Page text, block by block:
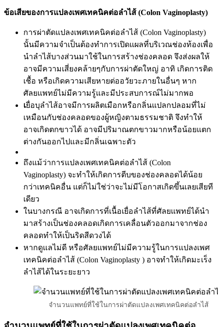
ข้อเสียของการแปลงเพศเทคนิคต่อลำไส้ (Colon Vaginoplasty)
การผ่าตัดแปลงเพศเทคนิคต่อลำไส้ (Colon Vaginoplasty)
นั้นมีความจำเป็นต้องทำการเปิดแผลที่บริเวณช่องท้องเพื่อ
นำลำไส้บางส่วนมาใช้ในการสร้างช่องคลอด จึงส่งผลให้
อาจมีความเสี่ยงคล้ายๆกับการผ่าตัดใหญ่ อาทิ เกิดการติด
เชื้อ หรือเกิดความเสียหายต่ออวัยวะภายในอื่นๆ หาก
ศัลยแพทย์ไม่มีความรู้และมีประสบการณ์ไม่มากพอ
เยื่อบุลำไส้อาจมีการผลิตเมือกหรือกลิ่นแปลกปลอมที่ไม่
เหมือนกับช่องคลอดของผู้หญิงตามธรรมชาติ จึงทำให้
อาจเกิดตกขาวได้ อาจมีปริมาณตกขาวมากหรือน้อยแตก
ต่างกันออกไปและมีกลิ่นเฉพาะตัว
ถึงแม้ว่าการแปลงเพศเทคนิคต่อลำไส้ (Colon
Vaginoplasty) จะทำให้เกิดการตีบของช่องคลอดได้น้อย
กว่าเทคนิคอื่น แต่ก็ไม่ใช่ว่าจะไม่มีโอกาสเกิดขึ้นเลยเสียที
เดียว
ในบางกรณี อาจเกิดการที่เนื้อเยื่อลำไส้ที่ศัลยแพทย์ได้นำ
มาสร้างเป็นช่องคลอดเกิดการเคลื่อนตัวออกมาจากช่อง
คลอดทำให้เป็นริดสีดวงได้
หากดูแลไม่ดี หรือศัลยแพทย์ไม่มีความรู้ในการแปลงเพศ
เทคนิคต่อลำไส้ (Colon Vaginoplasty ) อาจทำให้เกิดมะเร็ง
ลำไส้ได้ในระยะยาว
จำนวนแพทย์ที่ใช้ในการผ่าตัดแปลงเพศเทคนิคต่อลำไส้